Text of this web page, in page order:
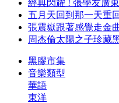
經典閃耀 ! 張學友廣
五月天回到那一天重
張震嶽跟著感覺走金
周杰倫太陽之子珍藏
黑膠市集
音樂類型
華語
東洋